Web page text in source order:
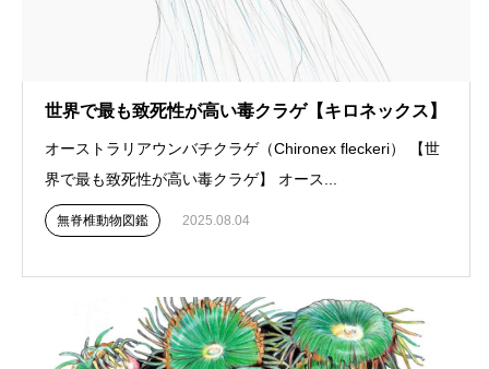
世界で最も致死性が高い毒クラゲ【キロネックス】
オーストラリアウンバチクラゲ（Chironex fleckeri） 【世
界で最も致死性が高い毒クラゲ】 オース...
無脊椎動物図鑑 2025.08.04